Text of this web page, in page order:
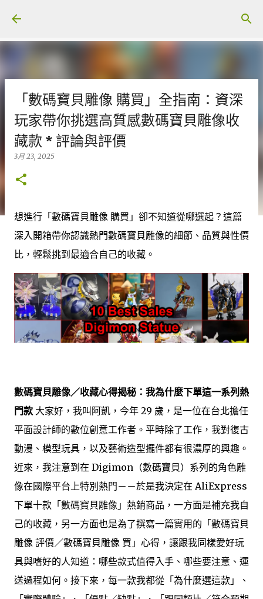
「數碼寶貝雕像 購買」全指南：資深
玩家帶你挑選高質感數碼寶貝雕像收
藏款 * 評論與評價
3月 23, 2025
想進行「數碼寶貝雕像 購買」卻不知道從哪選起？這篇
深入開箱帶你認識熱門數碼寶貝雕像的細節、品質與性價
比，輕鬆挑到最適合自己的收藏。
數碼寶貝雕像／收藏心得揭秘：我為什麼下單這一系列熱
門款 大家好，我叫阿凱，今年 29 歲，是一位在台北擔任
平面設計師的數位創意工作者。平時除了工作，我對復古
動漫、模型玩具，以及藝術造型擺件都有很濃厚的興趣。
近來，我注意到在 Digimon（數碼寶貝）系列的角色雕
像在國際平台上特別熱門－－於是我決定在 AliExpress
下單十款「數碼寶貝雕像」熱銷商品，一方面是補充我自
己的收藏，另一方面也是為了撰寫一篇實用的「數碼寶貝
雕像 評價／數碼寶貝雕像 買」心得，讓跟我同樣愛好玩
具與嗜好的人知道：哪些款式值得入手、哪些要注意、運
送過程如何。接下來，每一款我都從「為什麼選這款」、